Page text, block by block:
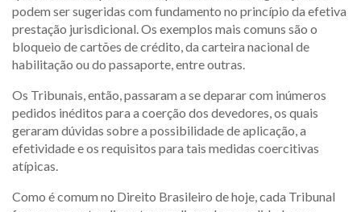
podem ser sugeridas com fundamento no princípio da efetiva
prestação jurisdicional. Os exemplos mais comuns são o
bloqueio de cartões de crédito, da carteira nacional de
habilitação ou do passaporte, entre outras.
Os Tribunais, então, passaram a se deparar com inúmeros
pedidos inéditos para a coerção dos devedores, os quais
geraram dúvidas sobre a possibilidade de aplicação, a
efetividade e os requisitos para tais medidas coercitivas
atípicas.
Como é comum no Direito Brasileiro de hoje, cada Tribunal